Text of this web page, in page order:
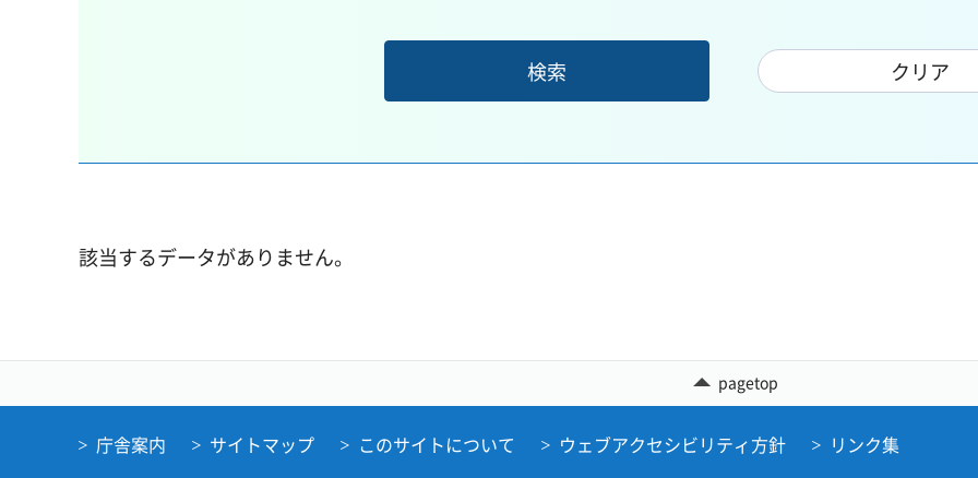
該当するデータがありません。
pagetop
庁舎案内 サイトマップ このサイトについて ウェブアクセシビリティ方針 リンク集